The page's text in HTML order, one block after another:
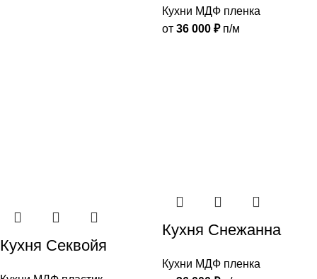
Кухни МДФ пленка
от 36 000 ₽п/м
Кухня Секвойя
Кухня Снежанна
Кухни МДФ пленка